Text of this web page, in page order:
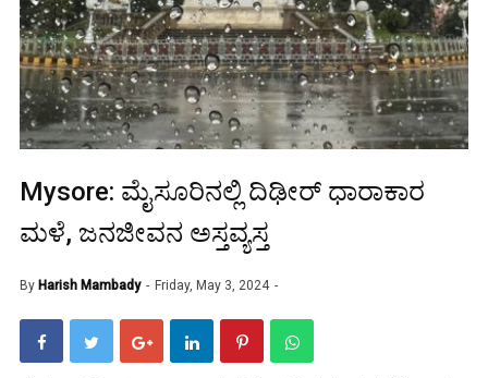
Mysore: ಮೈಸೂರಿನಲ್ಲಿ ದಿಢೀರ್ ಧಾರಾಕಾರ
ಮಳೆ, ಜನಜೀವನ ಅಸ್ತವ್ಯಸ್ತ
By Harish Mambady Friday, May 3, 2024